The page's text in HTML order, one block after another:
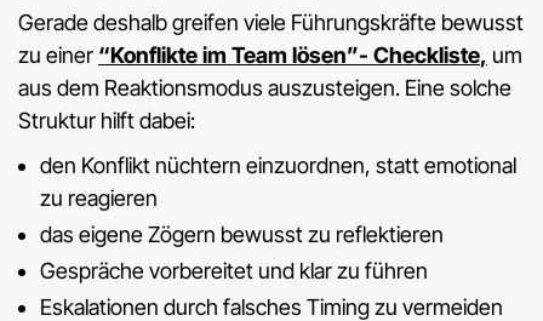
Gerade deshalb greifen viele Führungskräfte bewusst
zu einer “Konflikte im Team lösen”- Checkliste, um
aus dem Reaktionsmodus auszusteigen. Eine solche
Struktur hilft dabei:
den Konflikt nüchtern einzuordnen, statt emotional
zu reagieren
das eigene Zögern bewusst zu reflektieren
Gespräche vorbereitet und klar zu führen
Eskalationen durch falsches Timing zu vermeiden